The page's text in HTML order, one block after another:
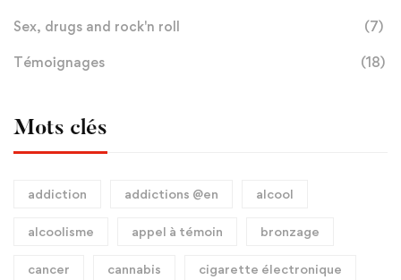
Sex, drugs and rock'n roll (7)
Témoignages (18)
Mots clés
addiction addictions @en alcool
alcoolisme appel à témoin bronzage
cancer cannabis cigarette électronique